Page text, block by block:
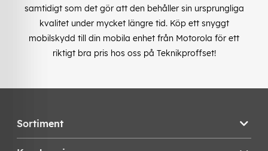
samtidigt som det gör att den behåller sin ursprungliga
kvalitet under mycket längre tid. Köp ett snyggt
mobilskydd till din mobila enhet från Motorola för ett
riktigt bra pris hos oss på Teknikproffset!
Sortiment